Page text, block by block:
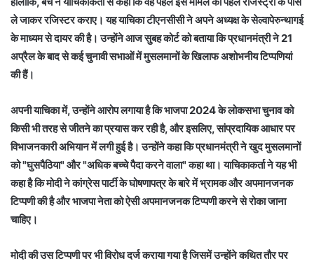
ले जाकर रजिस्टर कराए। यह याचिका टीएनसीसी ने अपने अध्यक्ष के सेल्वापेरुन्थागई
के माध्यम से दायर की है। उन्होंने आज सुबह कोर्ट को बताया कि प्रधानमंत्री ने 21
अप्रैल के बाद से कई चुनावी सभाओं में मुसलमानों के खिलाफ अशोभनीय टिप्पणियां
की हैं।
अपनी याचिका में, उन्होंने आरोप लगाया है कि भाजपा 2024 के लोकसभा चुनाव को
किसी भी तरह से जीतने का प्रयास कर रही है, और इसलिए, सांप्रदायिक आधार पर
विभाजनकारी अभियान में लगी हुई है। उन्होंने कहा कि प्रधानमंत्री ने खुद मुसलमानों
को "घुसपैठिया" और "अधिक बच्चे पैदा करने वाला" कहा था। याचिकाकर्ता ने यह भी
कहा है कि मोदी ने कांग्रेस पार्टी के घोषणापत्र के बारे में भ्रामक और अपमानजनक
टिप्पणी की है और भाजपा नेता को ऐसी अपमानजनक टिप्पणी करने से रोका जाना
चाहिए।
मोदी की उस टिप्पणी पर भी विरोध दर्ज कराया गया है जिसमें उन्होंने कथित तौर पर